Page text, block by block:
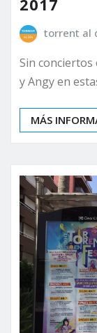
torrent al
Sin conciertos
y Angy en
MÁS